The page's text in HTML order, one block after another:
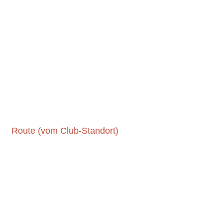
Route (vom Club-Standort)